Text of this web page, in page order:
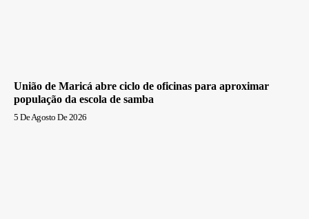
União de Maricá abre ciclo de oficinas para aproximar
população da escola de samba
5 De Agosto De 2026